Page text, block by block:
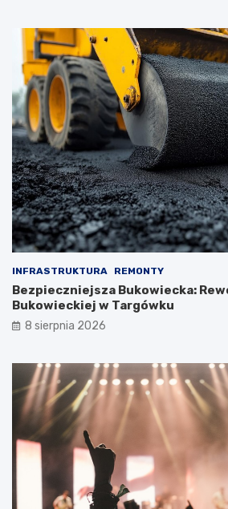
INFRASTRUKTURA REMONTY
Bezpieczniejsza Bukowiecka:
Bukowieckiej w Targówku
8 sierpnia 2026